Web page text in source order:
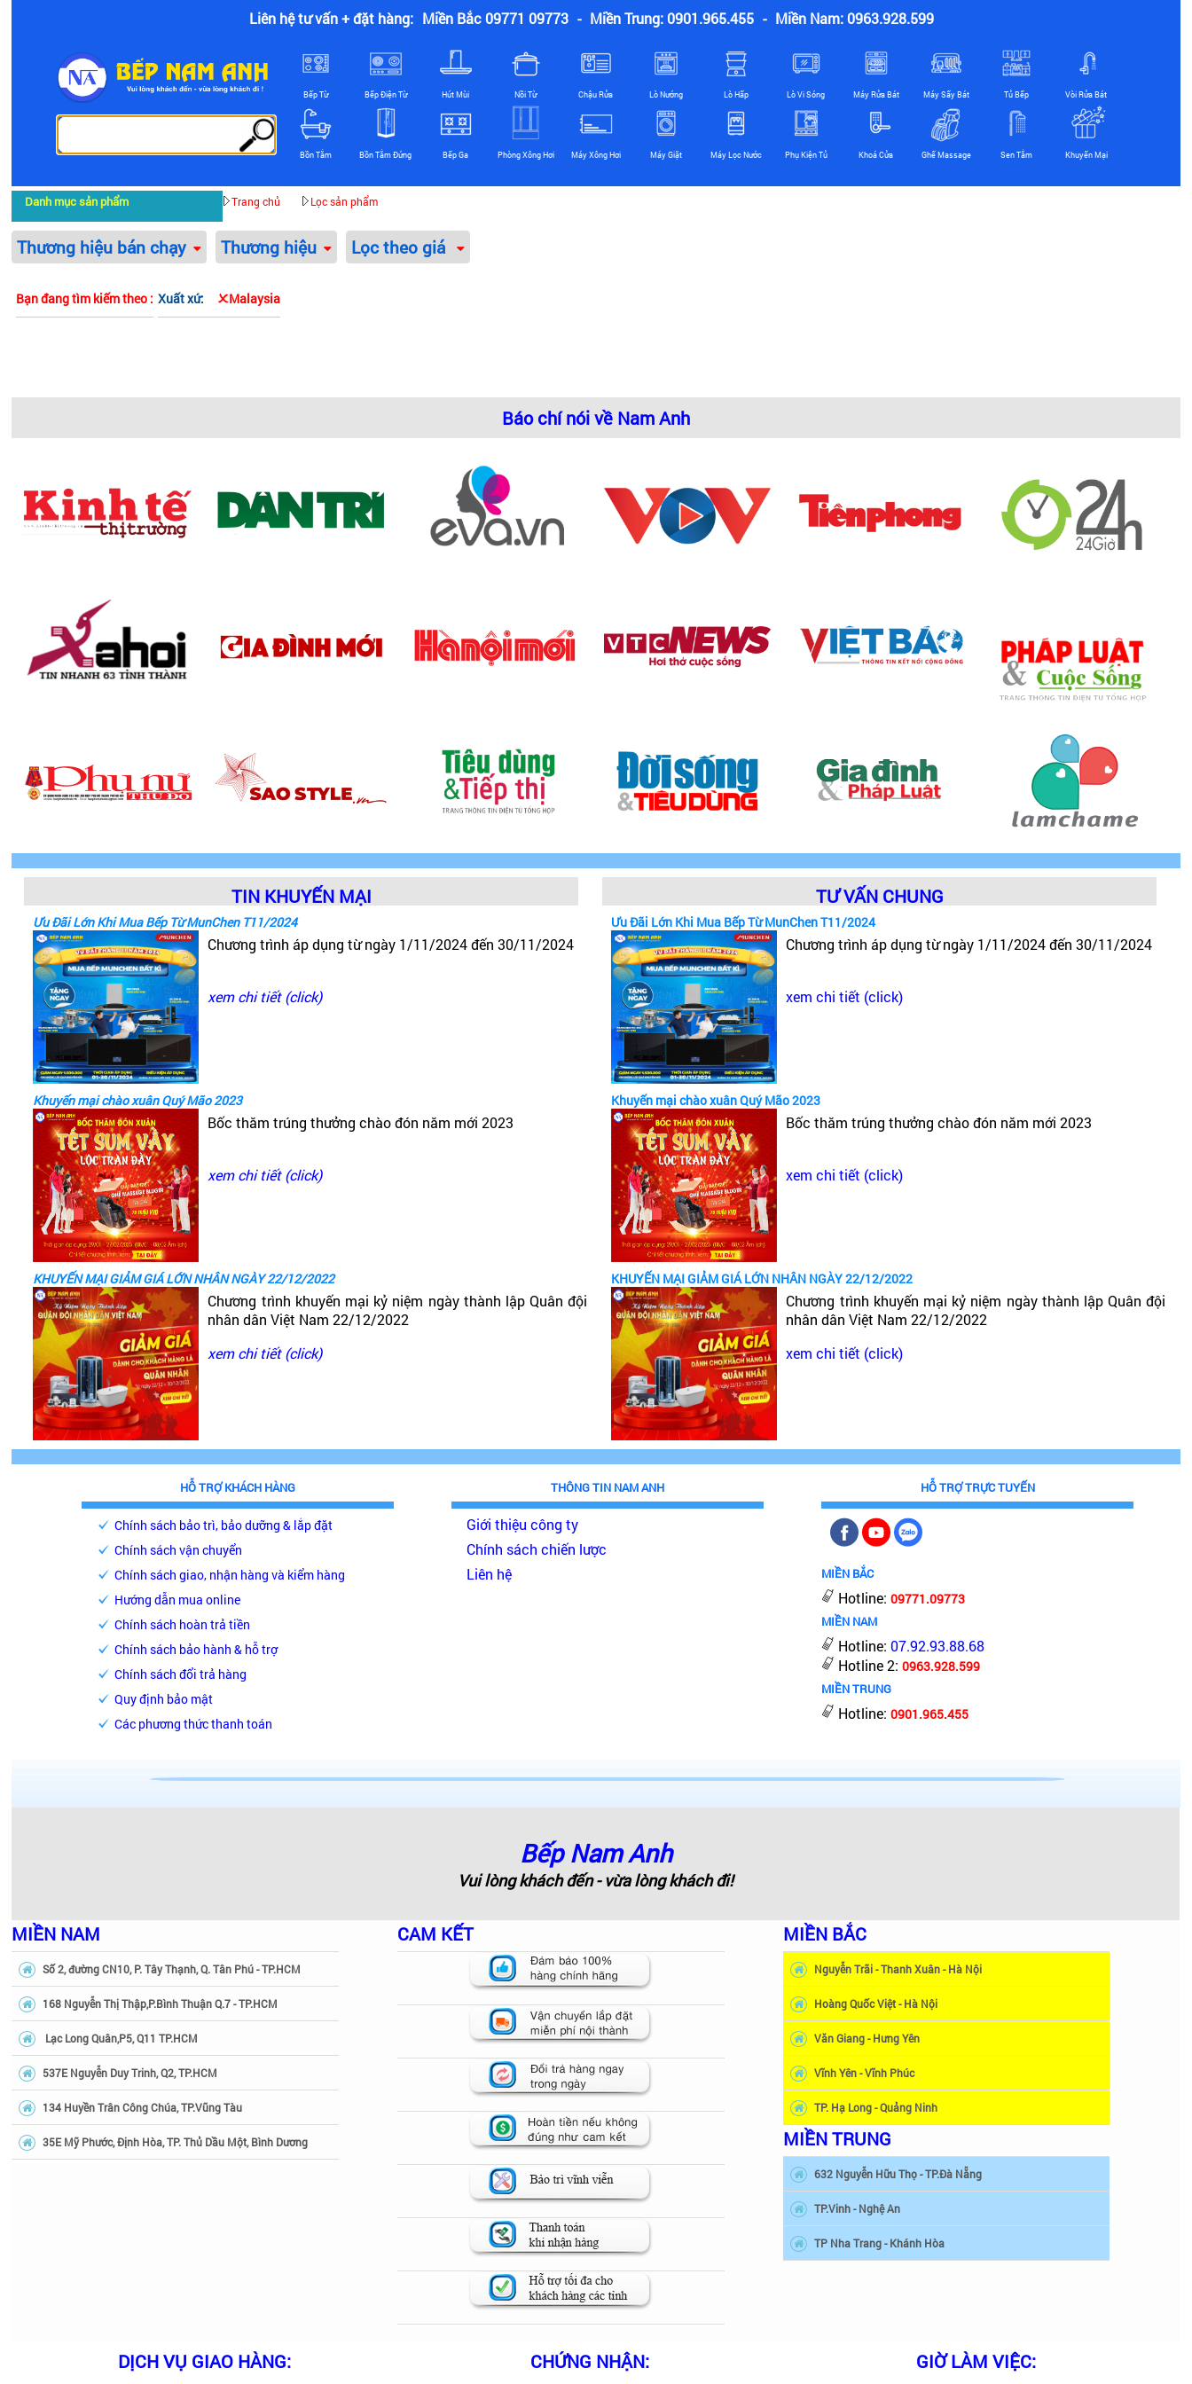
Liên hệ tư vấn + đặt hàng: Miền Bắc 09771 09773 - Miền Trung: 0901.965.455 - Miền Nam: 0963.928.599
Bếp Từ Bếp Điện Từ Hút Mùi Nồi Từ Chậu Rửa Lò Nướng Lò Hấp Lò Vi Sóng Máy Rửa Bát Máy Sấy Bát Tủ Bếp Vòi Rửa Bát
Bồn Tắm Bồn Tắm Đứng Bếp Ga Phòng Xông Hơi Máy Xông Hơi Máy Giặt Máy Lọc Nước Phụ Kiện Tủ Khoá Cửa Ghế Massage Sen Tắm Khuyến Mại
Danh mục sản phẩm Trang chủ Lọc sản phẩm
Thương hiệu bán chạy Thương hiệu Lọc theo giá
Bạn đang tìm kiếm theo : Xuất xứ: Malaysia
Báo chí nói về Nam Anh
TIN KHUYẾN MẠI
Ưu Đãi Lớn Khi Mua Bếp Từ MunChen T11/2024
Chương trình áp dụng từ ngày 1/11/2024 đến 30/11/2024
xem chi tiết (click)
Khuyến mại chào xuân Quý Mão 2023
Bốc thăm trúng thưởng chào đón năm mới 2023
xem chi tiết (click)
KHUYẾN MẠI GIẢM GIÁ LỚN NHÂN NGÀY 22/12/2022
Chương trình khuyến mại kỷ niệm ngày thành lập Quân đội
nhân dân Việt Nam 22/12/2022
xem chi tiết (click)
TƯ VẤN CHUNG
Ưu Đãi Lớn Khi Mua Bếp Từ MunChen T11/2024
Chương trình áp dụng từ ngày 1/11/2024 đến 30/11/2024
xem chi tiết (click)
Khuyến mại chào xuân Quý Mão 2023
Bốc thăm trúng thưởng chào đón năm mới 2023
xem chi tiết (click)
KHUYẾN MẠI GIẢM GIÁ LỚN NHÂN NGÀY 22/12/2022
Chương trình khuyến mại kỷ niệm ngày thành lập Quân đội
nhân dân Việt Nam 22/12/2022
xem chi tiết (click)
HỖ TRỢ KHÁCH HÀNG
Chính sách bảo trì, bảo dưỡng & lắp đặt
Chính sách vận chuyển
Chính sách giao, nhận hàng và kiểm hàng
Hướng dẫn mua online
Chính sách hoàn trả tiền
Chính sách bảo hành & hỗ trợ
Chính sách đổi trả hàng
Quy định bảo mật
Các phương thức thanh toán
THÔNG TIN NAM ANH
Giới thiệu công ty
Chính sách chiến lược
Liên hệ
HỖ TRỢ TRỰC TUYẾN
MIỀN BẮC
Hotline:09771.09773
MIỀN NAM
Hotline:07.92.93.88.68
Hotline 2:0963.928.599
MIỀN TRUNG
Hotline:0901.965.455
Bếp Nam Anh
Vui lòng khách đến - vừa lòng khách đi!
MIỀN NAM
Số 2, đường CN10, P. Tây Thạnh, Q. Tân Phú - TP.HCM
168 Nguyễn Thị Thập,P.Bình Thuận Q.7 - TP.HCM
Lạc Long Quân,P5, Q11 TP.HCM
537E Nguyễn Duy Trinh, Q2, TP.HCM
134 Huyền Trân Công Chúa, TP.Vũng Tàu
35E Mỹ Phước, Định Hòa, TP. Thủ Dầu Một, Bình Dương
CAM KẾT MIỀN BẮC
Nguyễn Trãi - Thanh Xuân - Hà Nội
Hoàng Quốc Việt - Hà Nội
Văn Giang - Hưng Yên
Vĩnh Yên - Vĩnh Phúc
TP. Hạ Long - Quảng Ninh
MIỀN TRUNG
632 Nguyễn Hữu Thọ - TP.Đà Nẵng
TP.Vinh - Nghệ An
TP Nha Trang - Khánh Hòa
DỊCH VỤ GIAO HÀNG: CHỨNG NHẬN: GIỜ LÀM VIỆC: